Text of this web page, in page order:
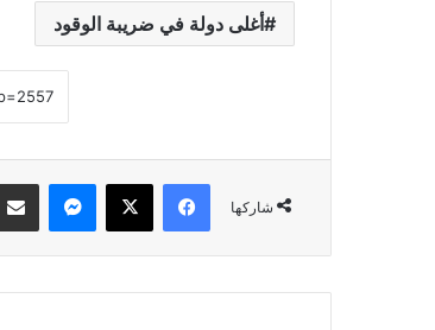
أغلى دولة في ضريبة الوقود
شاركها
فيسبوك ‫X ماسنجر